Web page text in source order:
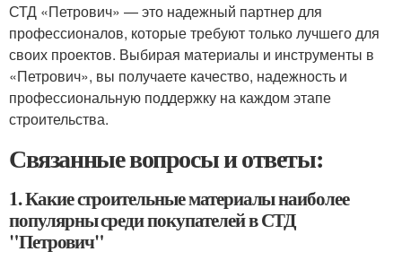
СТД «Петрович» — это надежный партнер для
профессионалов, которые требуют только лучшего для
своих проектов. Выбирая материалы и инструменты в
«Петрович», вы получаете качество, надежность и
профессиональную поддержку на каждом этапе
строительства.
Связанные вопросы и ответы:
1. Какие строительные материалы наиболее
популярны среди покупателей в СТД
"Петрович"